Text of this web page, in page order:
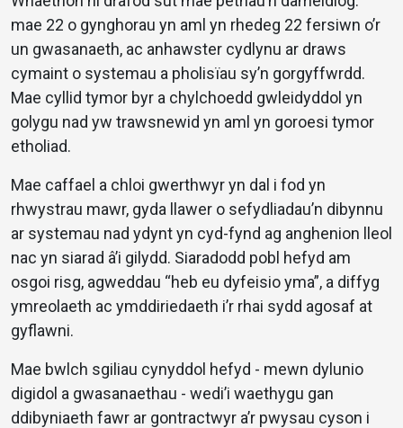
mae 22 o gynghorau yn aml yn rhedeg 22 fersiwn o’r
un gwasanaeth, ac anhawster cydlynu ar draws
cymaint o systemau a pholisïau sy’n gorgyffwrdd.
Mae cyllid tymor byr a chylchoedd gwleidyddol yn
golygu nad yw trawsnewid yn aml yn goroesi tymor
etholiad.
Mae caffael a chloi gwerthwyr yn dal i fod yn
rhwystrau mawr, gyda llawer o sefydliadau’n dibynnu
ar systemau nad ydynt yn cyd-fynd ag anghenion lleol
nac yn siarad â’i gilydd. Siaradodd pobl hefyd am
osgoi risg, agweddau “heb eu dyfeisio yma”, a diffyg
ymreolaeth ac ymddiriedaeth i’r rhai sydd agosaf at
gyflawni.
Mae bwlch sgiliau cynyddol hefyd - mewn dylunio
digidol a gwasanaethau - wedi’i waethygu gan
ddibyniaeth fawr ar gontractwyr a’r pwysau cyson i